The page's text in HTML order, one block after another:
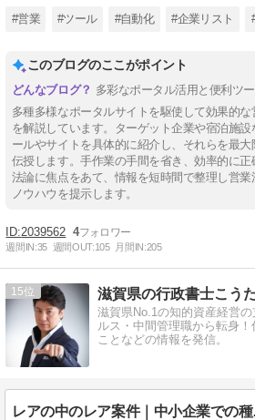
#営業 #ツール #自動化 #企業リスト
このブログのここがポイント
多彩なポータル活用と便利ツ
多種多様なポータルサイトを駆使して効果的
を解説しています。ターゲット企業や宿泊施
ールやサイトを具体的に紹介し、それらを最
伝授します。手作業の手間を省き、効率的に
法論に焦点をあて、情報を短時間で整理し営
ノウハウを提示します。
2039562 4
週間IN:35 週間OUT:105 月間IN:205
15
滋賀県No.1の知的資産経営
ルス・中間管理職から転身
ことなどの情報を発信。
レア